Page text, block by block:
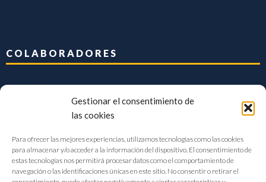
Gestionar el consentimiento de
las cookies
Para ofrecer las mejores experiencias, utilizamos tecnologías como las cookies
para almacenar y/o acceder a la información del dispositivo. El consentimiento de
estas tecnologías nos permitirá procesar datos como el comportamiento de
navegación o las identificaciones únicas en este sitio. No consentir o retirar el
COLABORADORES